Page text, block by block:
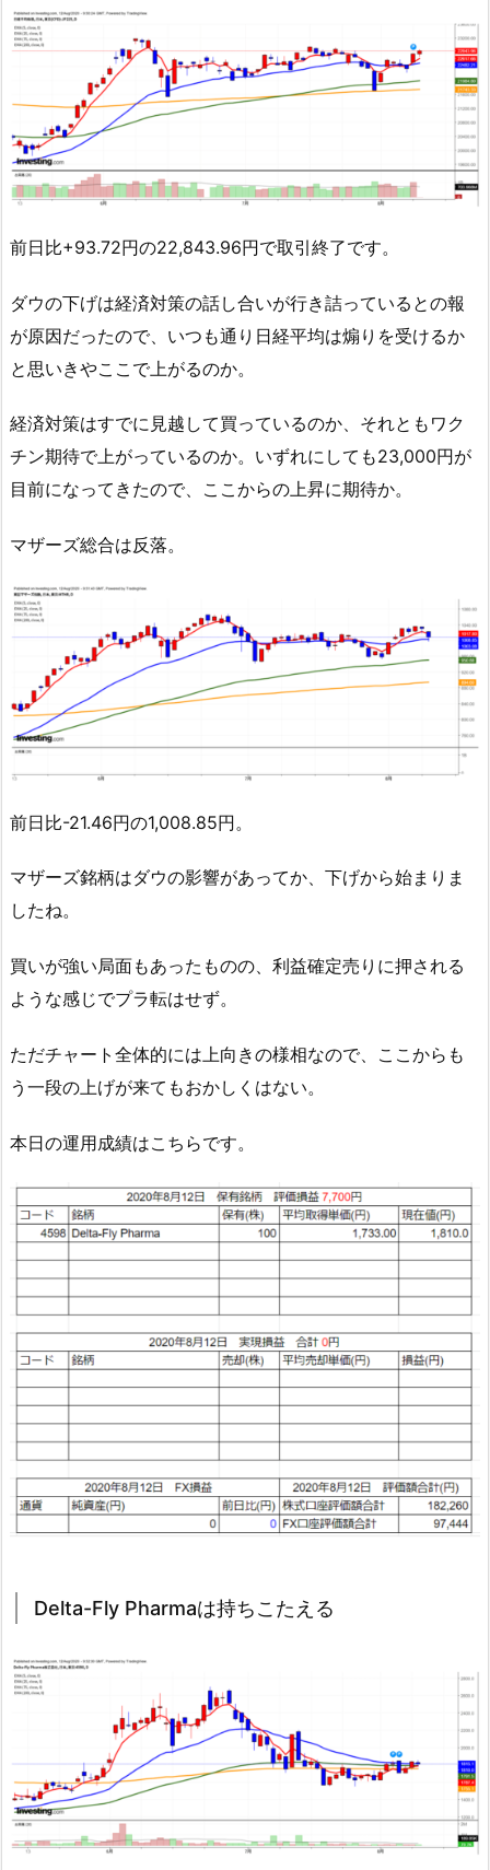
前日比+93.72円の22,843.96円で取引終了です。
ダウの下げは経済対策の話し合いが行き詰っているとの報
が原因だったので、いつも通り日経平均は煽りを受けるか
と思いきやここで上がるのか。
経済対策はすでに見越して買っているのか、それともワク
チン期待で上がっているのか。いずれにしても23,000円が
目前になってきたので、ここからの上昇に期待か。
マザーズ総合は反落。
前日比-21.46円の1,008.85円。
マザーズ銘柄はダウの影響があってか、下げから始まりま
したね。
買いが強い局面もあったものの、利益確定売りに押される
ような感じでプラ転はせず。
ただチャート全体的には上向きの様相なので、ここからも
う一段の上げが来てもおかしくはない。
本日の運用成績はこちらです。
Delta-Fly Pharmaは持ちこたえる